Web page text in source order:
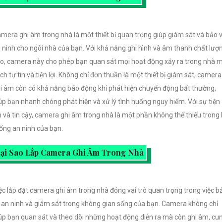
ghi âm trong nhà là một thiết bị quan trọng giúp giám sát và bảo
ninh cho ngôi nhà của bạn. Với khả năng ghi hình và âm thanh chất
camera này cho phép bạn quan sát mọi hoạt động xảy ra trong nhà
tự tin và tiện lợi. Không chỉ đơn thuần là một thiết bị giám sát, camera
âm còn có khả năng báo động khi phát hiện chuyển động bất thường,
bạn nhanh chóng phát hiện và xử lý tình huống nguy hiểm. Với sự tiện
và tin cậy, camera ghi âm trong nhà là một phần không thể thiếu trong
an ninh của bạn.
Sao Lắp Camera Ghi Âm Trong Nhà
lắp đặt camera ghi âm trong nhà đóng vai trò quan trọng trong việc
an ninh và giám sát trong không gian sống của bạn. Camera không chỉ
bạn quan sát và theo dõi những hoạt động diễn ra mà còn ghi âm,